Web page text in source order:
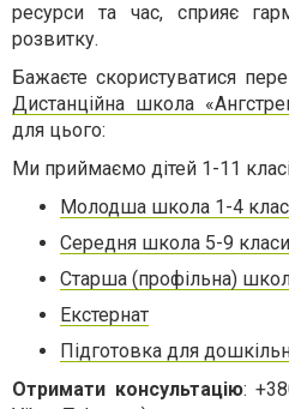
ресурси та час, сприяє
розвитку.
Бажаєте скористуватися
Дистанційна школа
для цього:
Ми приймаємо дітей 1-11
Молодша школа 1-4
Середня школа 5-9 класи
Старша (профільна)
Екстернат
Підготовка для
Отримати консультацію: